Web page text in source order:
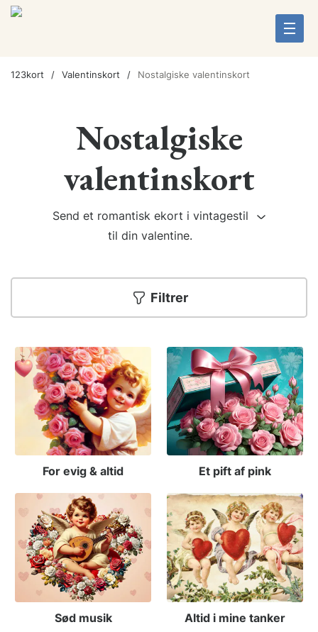
123kort Valentinskort Nostalgiske valentinskort
Nostalgiske
valentinskort
Send et romantisk ekort i vintagestil
til din valentine.
Filtrer
For evig & altid Et pift af pink
Sød musik Altid i mine tanker